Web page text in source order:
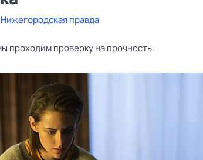
Нижегородская правда
проходим проверку на прочность.